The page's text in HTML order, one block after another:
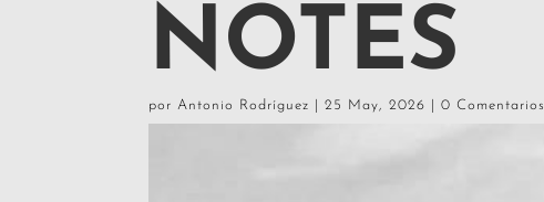
NOTES
porAntonio Rodríguez |25 May, 2026 |0 Comentarios